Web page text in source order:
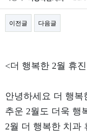
이전글 다음글
<더 행복한 2월 휴
안녕하세요 더 행복
추운 2월도 더욱 행
2월 더 행복한 치과